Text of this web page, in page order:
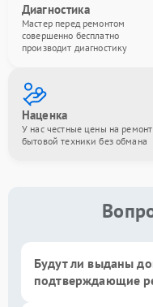
Диагностика
Мастер перед ремонтом
совершенно бесплатно
производит диагностику
Наценка
У нас честные цены на ремонт
бытовой техники без обмана
Будут ли выданы
подтверждающие